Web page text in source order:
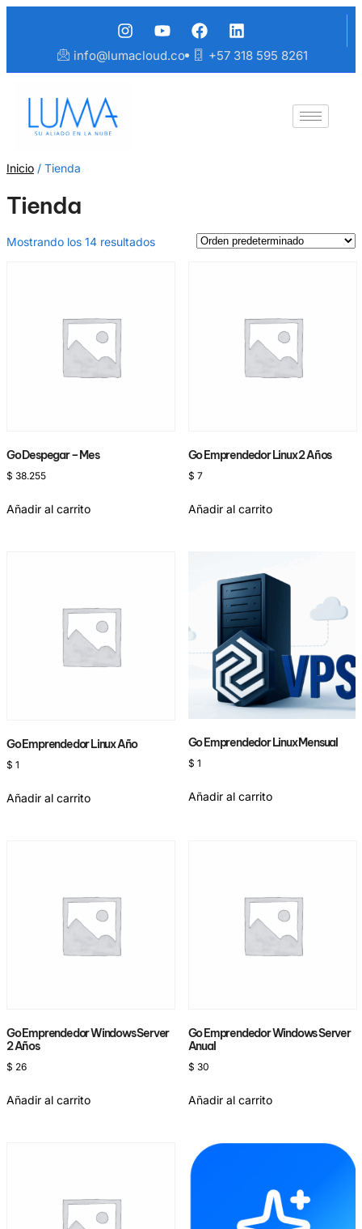
info@lumacloud.co +57 318 595 8261
Inicio / Tienda
Tienda
Mostrando los 14 resultados
Go Despegar – Mes
$ 38.255
Añadir al carrito
Go Emprendedor Linux 2 Años
$ 7
Añadir al carrito
Go Emprendedor Linux Año
$ 1
Añadir al carrito
Go Emprendedor Linux Mensual
$ 1
Añadir al carrito
Go Emprendedor Windows Server
2 Años
$ 26
Añadir al carrito
Go Emprendedor Windows Server
Anual
$ 30
Añadir al carrito